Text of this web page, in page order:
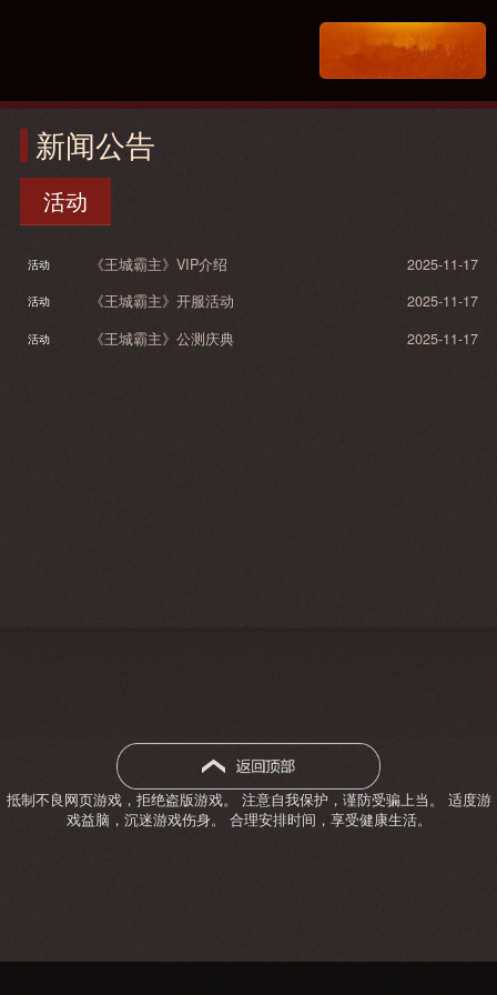
新闻公告
活动
活动 《王城霸主》VIP介绍 2025-11-17
活动 《王城霸主》开服活动 2025-11-17
活动 《王城霸主》公测庆典 2025-11-17
抵制不良网页游戏，拒绝盗版游戏。 注意自我保护，谨防受骗上当。 适度游
戏益脑，沉迷游戏伤身。 合理安排时间，享受健康生活。